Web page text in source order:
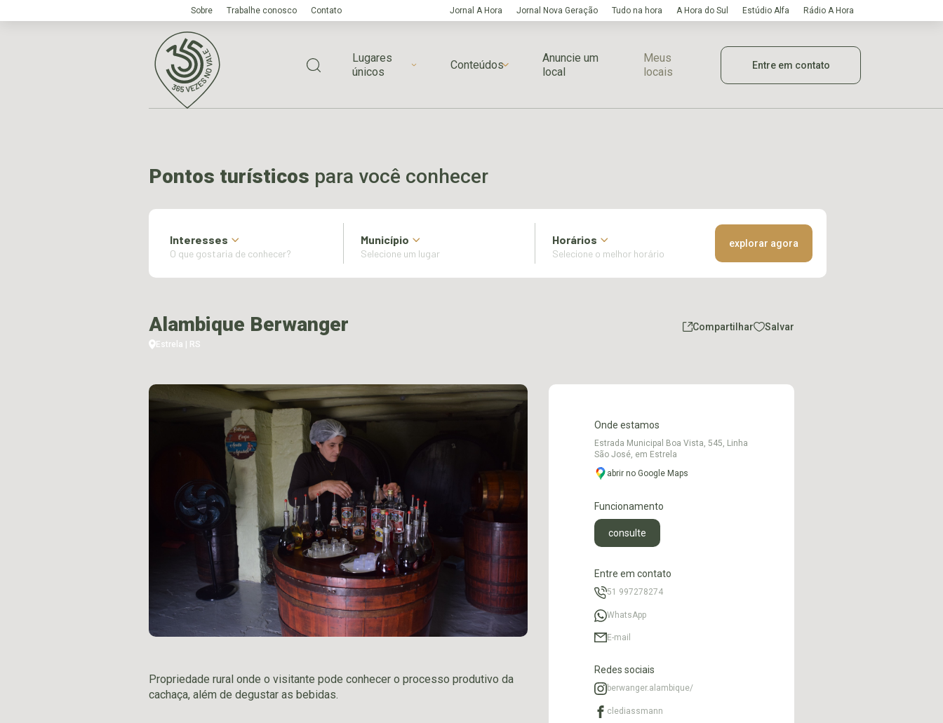
Sobre Trabalhe conosco Contato Jornal A Hora Jornal Nova Geração Tudo na hora A Hora do Sul Estúdio Alfa Rádio A Hora
Lugares
únicos
Conteúdos
Anuncie um
local
Meus
locais
Entre em contato
Pontos turísticos para você conhecer
Interesses Município Horários explorar agora
Alambique Berwanger
Estrela | RS
Compartilhar Salvar
Propriedade rural onde o visitante pode conhecer o processo produtivo da
cachaça, além de degustar as bebidas.
Onde estamos
Estrada Municipal Boa Vista, 545, Linha
São José, em Estrela
abrir no Google Maps
Funcionamento
consulte
Entre em contato
51 997278274
WhatsApp
E-mail
Redes sociais
berwanger.alambique/
clediassmann